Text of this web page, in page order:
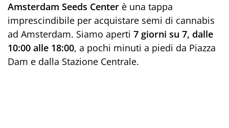
Amsterdam Seeds Center è una tappa
imprescindibile per acquistare semi di cannabis
ad Amsterdam. Siamo aperti 7 giorni su 7, dalle
10:00 alle 18:00, a pochi minuti a piedi da Piazza
Dam e dalla Stazione Centrale.